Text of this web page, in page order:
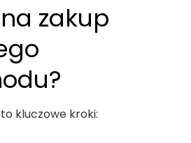
zakup
kluczowe kroki: